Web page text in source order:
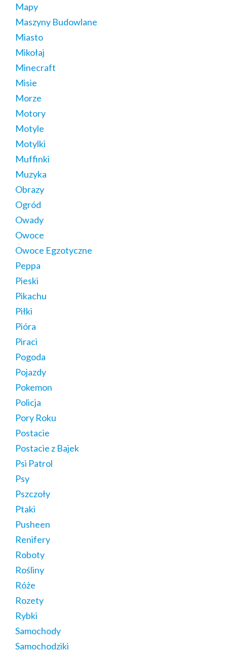
Mapy
Maszyny Budowlane
Miasto
Mikołaj
Minecraft
Misie
Morze
Motory
Motyle
Motylki
Muffinki
Muzyka
Obrazy
Ogród
Owady
Owoce
Owoce Egzotyczne
Peppa
Pieski
Pikachu
Piłki
Pióra
Piraci
Pogoda
Pojazdy
Pokemon
Policja
Pory Roku
Postacie
Postacie z Bajek
Psi Patrol
Psy
Pszczoły
Ptaki
Pusheen
Renifery
Roboty
Rośliny
Róże
Rozety
Rybki
Samochody
Samochodziki